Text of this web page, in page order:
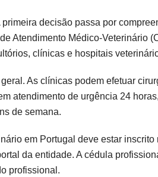
decisão passa por
Atendimento Médico-Veterinário
clínicas e hospitais
As clínicas podem efetuar
atendimento de urgência 24
de semana.
em Portugal deve estar inscrito
da entidade. A cédula
profissional.